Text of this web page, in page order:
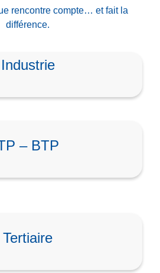
– BTP
rencontre compte… et fait la
différence.
Industrie
Tertiaire